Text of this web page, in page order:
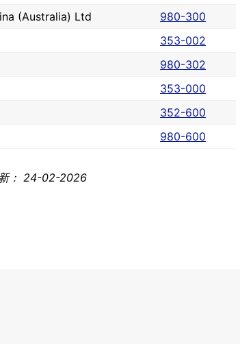
(Australia) Ltd
980-300
353-002
980-302
353-000
352-600
980-600
： 24-02-2026